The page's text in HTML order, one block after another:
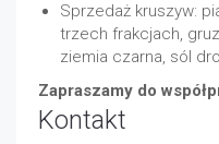
Sprzedaż kruszyw:
trzech frakcjach,
ziemia czarna, sól
Zapraszamy do
Kontakt